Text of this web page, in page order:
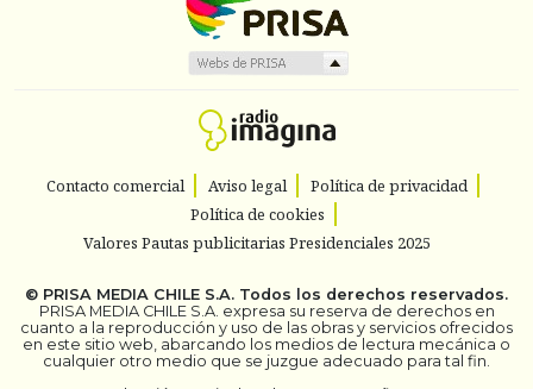
Contacto comercial Aviso legal
Política de privacidad
Política de cookies
Valores Pautas publicitarias Presidenciales 2025
© PRISA MEDIA CHILE S.A. Todos los derechos reservados.
PRISA MEDIA CHILE S.A. expresa su reserva de derechos en
cuanto a la reproducción y uso de las obras y servicios ofrecidos
en este sitio web, abarcando los medios de lectura mecánica o
cualquier otro medio que se juzgue adecuado para tal fin.